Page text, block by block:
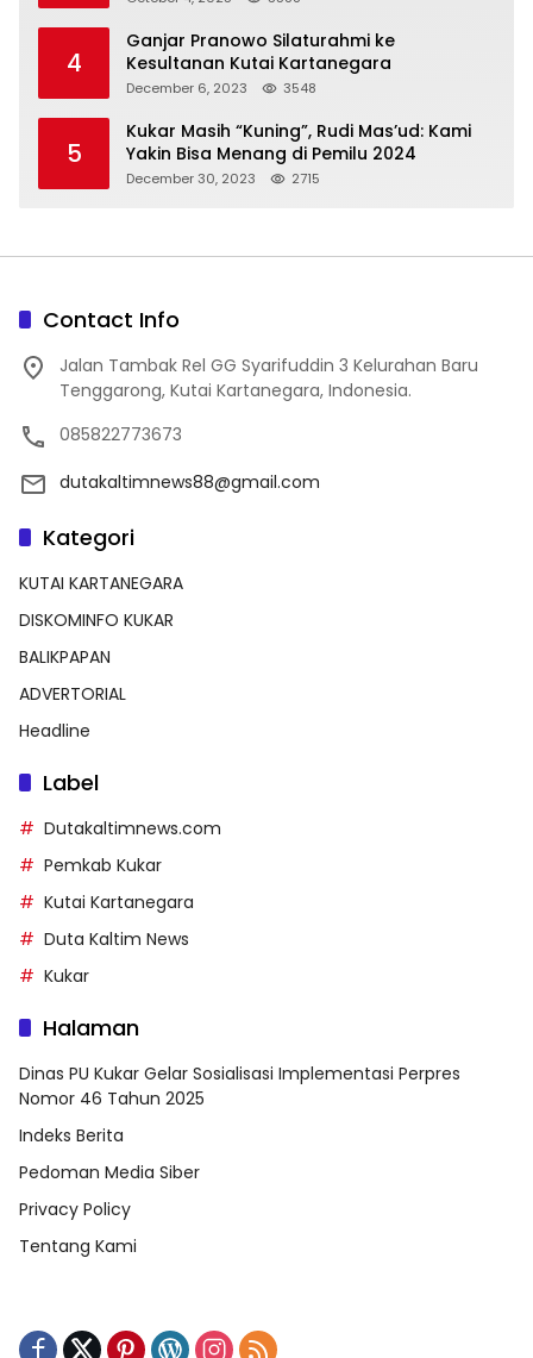
4
Ganjar Pranowo Silaturahmi ke
Kesultanan Kutai Kartanegara
December 6, 2023 3548
5
Kukar Masih “Kuning”, Rudi Mas’ud: Kami
Yakin Bisa Menang di Pemilu 2024
December 30, 2023 2715
Contact Info
Jalan Tambak Rel GG Syarifuddin 3 Kelurahan Baru
Tenggarong, Kutai Kartanegara, Indonesia.
085822773673
dutakaltimnews88@gmail.com
Kategori
KUTAI KARTANEGARA
DISKOMINFO KUKAR
BALIKPAPAN
ADVERTORIAL
Headline
Label
Dutakaltimnews.com
Pemkab Kukar
Kutai Kartanegara
Duta Kaltim News
Kukar
Halaman
Dinas PU Kukar Gelar Sosialisasi Implementasi Perpres
Nomor 46 Tahun 2025
Indeks Berita
Pedoman Media Siber
Privacy Policy
Tentang Kami